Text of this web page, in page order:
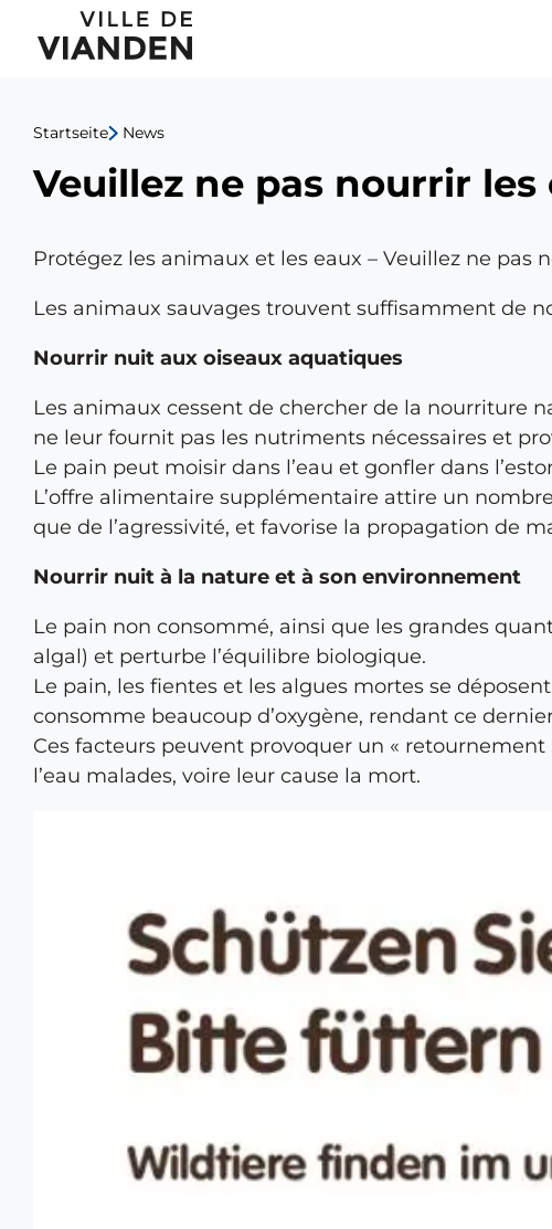
Veuillez
ne
pas
nourrir
oiseaux
aquatiques
Hauptnavigationsmenü
Startseite News
Veuillez ne pas nourrir
Protégez les animaux et les eaux – Veuillez ne pas
Les animaux sauvages trouvent suffisamment de
Nourrir nuit aux oiseaux aquatiques
Les animaux cessent de chercher de la nourriture
ne leur fournit pas les nutriments nécessaires et
Le pain peut moisir dans l’eau et gonfler dans
L’offre alimentaire supplémentaire attire un
que de l’agressivité, et favorise la propagation de
Nourrir nuit à la nature et à son environnement
Le pain non consommé, ainsi que les grandes
algal) et perturbe l’équilibre biologique.
Le pain, les fientes et les algues mortes se
consomme beaucoup d’oxygène, rendant ce
Ces facteurs peuvent provoquer un «
l’eau malades, voire leur cause la mort.